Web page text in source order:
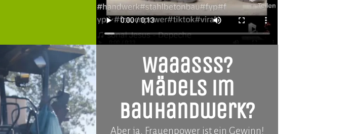
Waaasss?
Mädels im
Bauhandwerk?
Aber ja, Frauenpower ist ein Gewinn!